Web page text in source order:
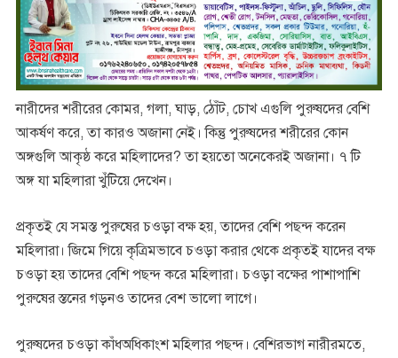
নারীদের শরীরের কোমর, গলা, ঘাড়, ঠোঁট, চোখ এগুলি পুরুষদের বেশি
আকর্ষণ করে, তা কারও অজানা নেই। কিন্তু পুরুষদের শরীরের কোন
অঙ্গগুলি আকৃষ্ঠ করে মহিলাদের? তা হয়তো অনেকেরই অজানা। ৭ টি
অঙ্গ যা মহিলারা খুঁটিয়ে দেখেন।
প্রকৃতই যে সমস্ত পুরুষের চওড়া বক্ষ হয়, তাদের বেশি পছন্দ করেন
মহিলারা। জিমে গিয়ে কৃত্রিমভাবে চওড়া করার থেকে প্রকৃতই যাদের বক্ষ
চওড়া হয় তাদের বেশি পছন্দ করে মহিলারা। চওড়া বক্ষের পাশাপাশি
পুরুষের স্তনের গড়নও তাদের বেশ ভালো লাগে।
পুরুষদের চওড়া কাঁধঅধিকাংশ মহিলার পছন্দ। বেশিরভাগ নারীরমতে,